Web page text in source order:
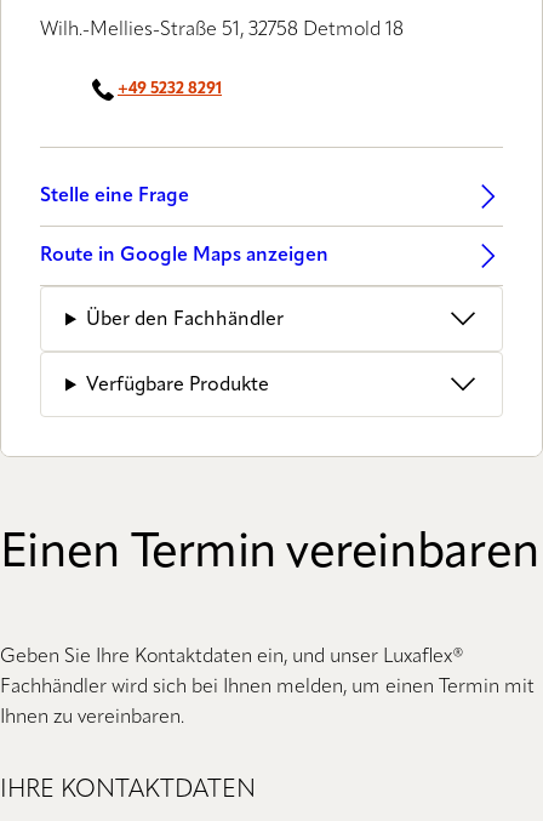
Wilh.-Mellies-Straße 51, 32758 Detmold 18
+49 5232 8291
Stelle eine Frage
Route in Google Maps anzeigen
Über den Fachhändler
Verfügbare Produkte
Einen Termin vereinbaren
Geben Sie Ihre Kontaktdaten ein, und unser Luxaflex®
Fachhändler wird sich bei Ihnen melden, um einen Termin mit
Ihnen zu vereinbaren.
IHRE KONTAKTDATEN